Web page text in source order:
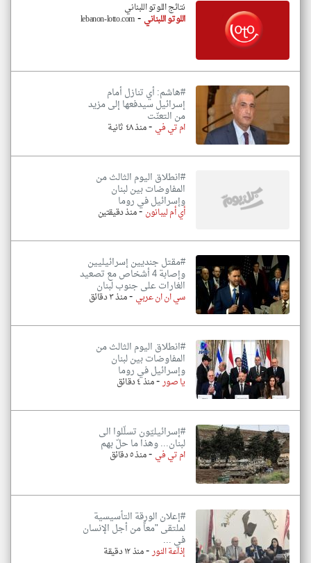
نتائج اللوتو اللبناني
اللوتو اللبناني -
lebanon-lotto.com
#هاشم: أي تنازل أمام
إسرائيل سيدفعها إلى مزيد
من التعنّت
ام تي في -منذ ٤٨ ثانية
#انطلاق اليوم الثالث من
المفاوضات بين لبنان
وإسرائيل في روما
أي أم ليبانون-منذ دقيقتين
#مقتل جنديين إسرائيليين
وإصابة 4 أشخاص مع تصعيد
الغارات على جنوب لبنان
سي ان ان عربي-منذ ٣ دقائق
#انطلاق اليوم الثالث من
المفاوضات بين لبنان
وإسرائيل في روما
يا صور-منذ ٤ دقائق
#إسرائيليّون تسلّلوا الى
لبنان... وهذا ما حلّ بهم
ام تي في-منذ ٥ دقائق
#إعلان الورقة التأسيسية
لملتقى "معاً من أجل الإنسان
في ...
إذاعة النور-منذ ١٢ دقيقة